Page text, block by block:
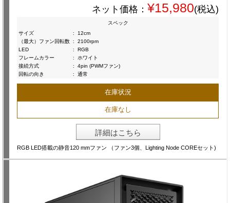
ネット価格： ¥15,980(税込)
スペック
サイズ
:
12cm
（最大）ファン回転数 :
2100rpm
LED
:
RGB
フレームカラー
:
ホワイト
接続方式
:
4pin (PWMファン)
回転の向き
: 通常
在庫状況
在庫なし
詳細はこちら
RGB LED搭載の静音120 mmファン （ファン3個、Lighting Node COREセット)